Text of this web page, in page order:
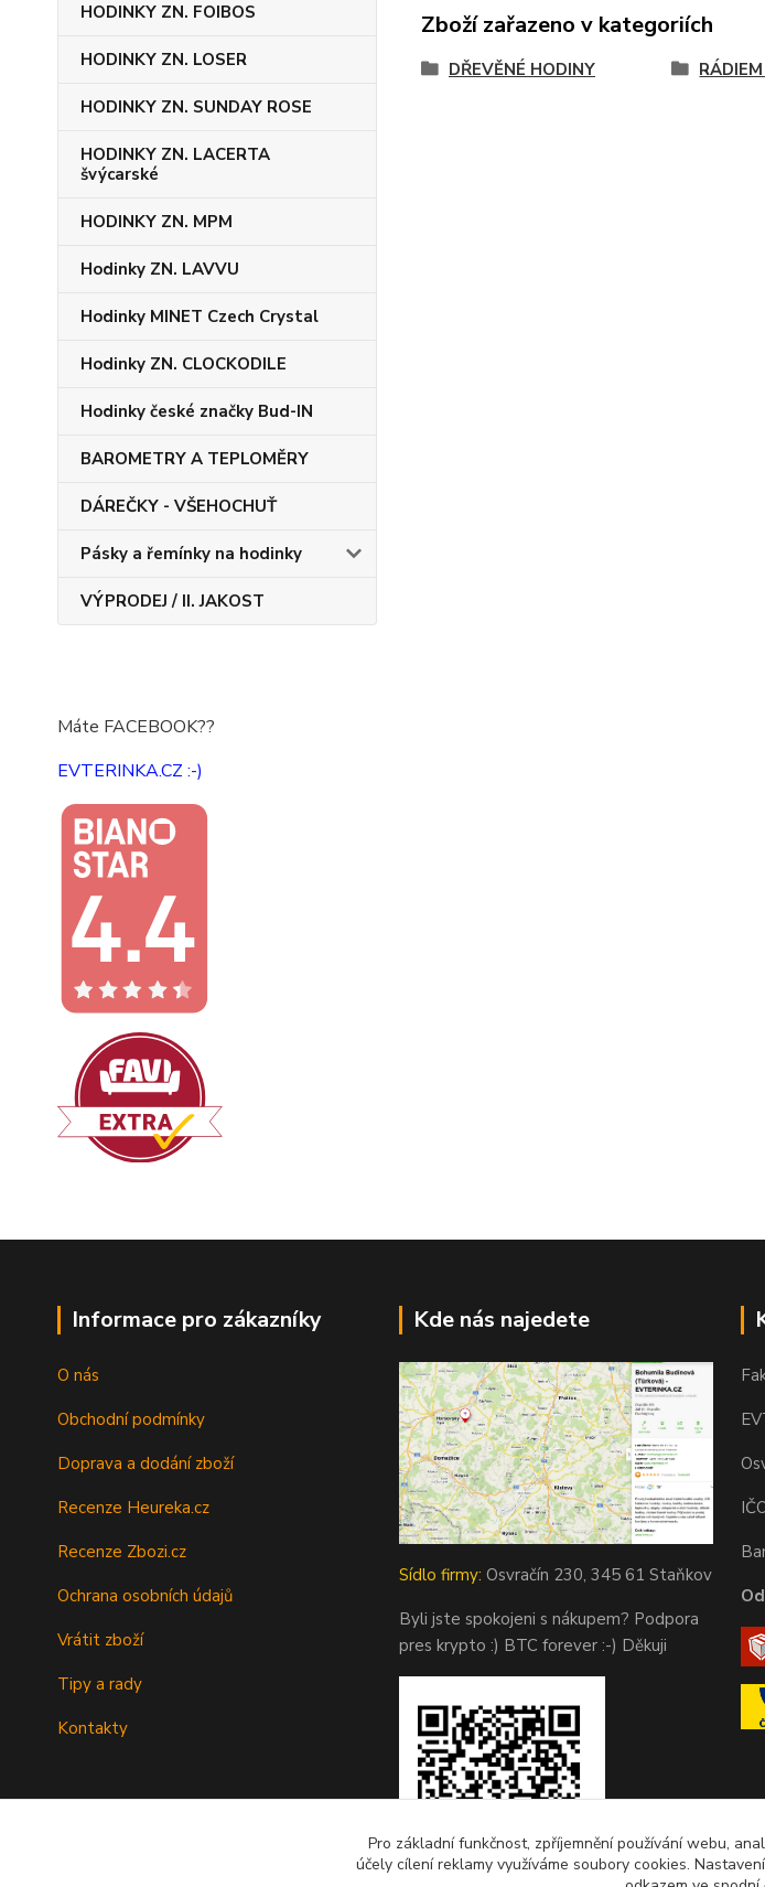
HODINKY ZN. FOIBOS
HODINKY ZN. LOSER
HODINKY ZN. SUNDAY ROSE
HODINKY ZN. LACERTA
švýcarské
HODINKY ZN. MPM
Hodinky ZN. LAVVU
Hodinky MINET Czech Crystal
Hodinky ZN. CLOCKODILE
Hodinky české značky Bud-IN
BAROMETRY A TEPLOMĚRY
DÁREČKY - VŠEHOCHUŤ
Pásky a řemínky na hodinky
VÝPRODEJ / II. JAKOST
Máte FACEBOOK??
EVTERINKA.CZ :-)
Zboží zařazeno v kategoriích
DŘEVĚNÉ HODINY
Informace pro zákazníky
O nás
Obchodní podmínky
Doprava a dodání zboží
Recenze Heureka.cz
Recenze Zbozi.cz
Ochrana osobních údajů
Vrátit zboží
Tipy a rady
Kontakty
Kde nás najedete
Sídlo firmy: Osvračín 230, 345 61 Staňkov
Byli jste spokojeni s nákupem? Podpora
pres krypto :) BTC forever :-) Děkuji
Pro základní funkčnost, zpříjemnění používání webu,
účely cílení reklamy využíváme soubory cookies.